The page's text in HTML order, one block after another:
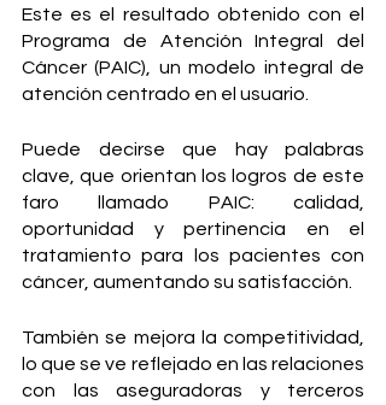
Este es el resultado obtenido con el
Programa de Atención Integral del
Cáncer (PAIC), un modelo integral de
atención centrado en el usuario.
Puede decirse que hay palabras
clave, que orientan los logros de este
faro llamado PAIC: calidad,
oportunidad y pertinencia en el
tratamiento para los pacientes con
cáncer, aumentando su satisfacción.
También se mejora la competitividad,
lo que se ve reflejado en las relaciones
con las aseguradoras y terceros